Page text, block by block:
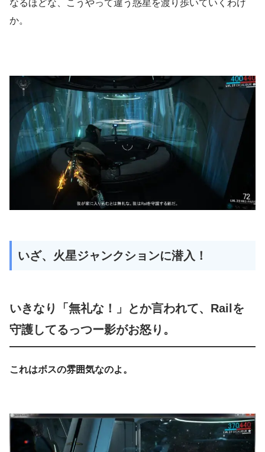
なるほどな、こうやって違う惑星を渡り歩いていくわけ
か。
いざ、火星ジャンクションに潜入！
いきなり「無礼な！」とか言われて、Railを
守護してるっつー影がお怒り。
これはボスの雰囲気なのよ。